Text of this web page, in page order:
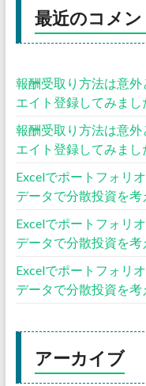
最近のコメン
報酬受取り方法は意外
エイト登録してみまし
報酬受取り方法は意外
エイト登録してみまし
Excelでポートフォリ
データで分散投資を考
Excelでポートフォリ
データで分散投資を考
Excelでポートフォリ
データで分散投資を考
アーカイブ